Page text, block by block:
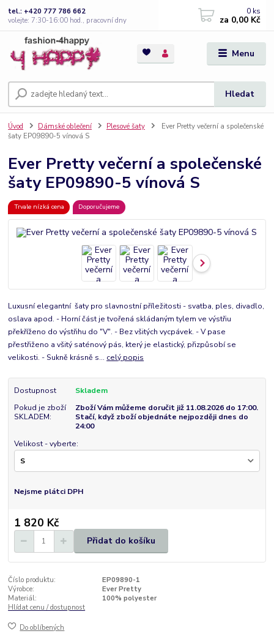
Menu
Hledat
tel.: +420 777 786 662
volejte: 7:30-16:00 hod., pracovní dny
0 ks
za 0,00 Kč
Úvod Dámské oblečení Plesové šaty
Ever Pretty večerní a společenské
šaty EP09890-5 vínová S
Ever Pretty večerní a společenské
šaty EP09890-5 vínová S
Trvale nízká cena Doporučujeme
Luxusní elegantní šaty pro slavnostní příležitosti - svatba, ples, divadlo,
oslava apod. - Horní část je tvořená skládaným tylem ve výstřiu
překříženo do výstřihu do "V". - Bez všitých vycpávek. - V pase
přestřiženo a všitý saténový pás, který je elastický, přizpůsobí se
velikosti. - Sukně krásně s... celý popis
Dostupnost
Skladem
Pokud je zboží
SKLADEM:
Zboží Vám můžeme doručit již 11.08.2026 do 17:00.
Stačí, když zboží objednáte nejpozději dnes do
24:00
Velikost - vyberte:
Nejsme plátci DPH
1 820 Kč
Přidat do košíku
Číslo produktu:
EP09890-1
Výrobce:
Ever Pretty
Materiál:
100% polyester
Hlídat cenu / dostupnost
Do oblíbených